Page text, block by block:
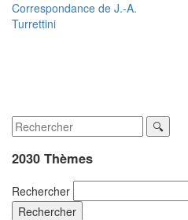
Correspondance de J.-A.
Turrettini
2030 Thèmes
Rechercher
Rechercher